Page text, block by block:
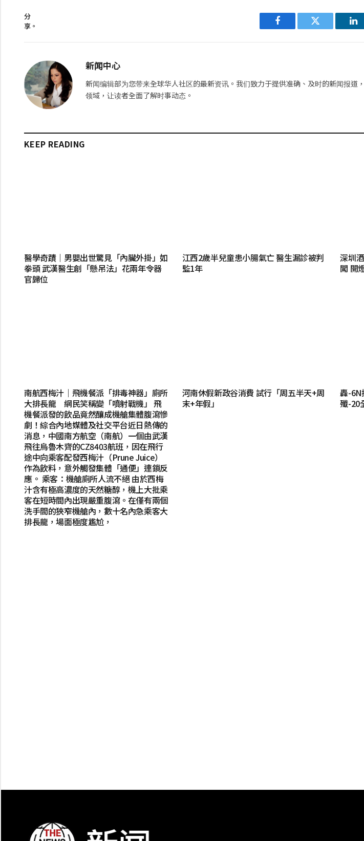
分
享。
Facebook Twitter
新闻中心
新闻编辑部为您带来全球华人社区的最新资讯。我们致力于提供准确、及时的新闻报道
领域，让读者全面了解时事动态。
KEEP READING
醫學奇蹟｜男嬰出世驚見「內臟外掛」如
拳頭 武漢醫生創「懸吊法」花兩年令器
官歸位
江西2歲半兒童患小腸氣亡 醫生漏診被判
監1年
深圳
闖 開
南航西梅汁｜飛機餐派「排毒神器」廁所
大排長龍 網民笑稱變「噴射戰機」 飛
機餐派發的飲品竟然釀成機艙集體腹瀉慘
劇！綜合內地媒體及社交平台近日熱傳的
消息，中國南方航空（南航）一個由武漢
飛往烏魯木齊的CZ8403航班，因在飛行
途中向乘客配發西梅汁（Prune Juice）
作為飲料，意外觸發集體「通便」連鎖反
應。 乘客：機艙廁所人流不絕 由於西梅
汁含有極高濃度的天然糖醇，機上大批乘
客在短時間內出現嚴重腹瀉。在僅有兩個
洗手間的狹窄機艙內，數十名內急乘客大
排長龍，場面極度尷尬，
河南休假新政谷消費 試行「周五半天+周
末+年假」
轟-6N
殲-20